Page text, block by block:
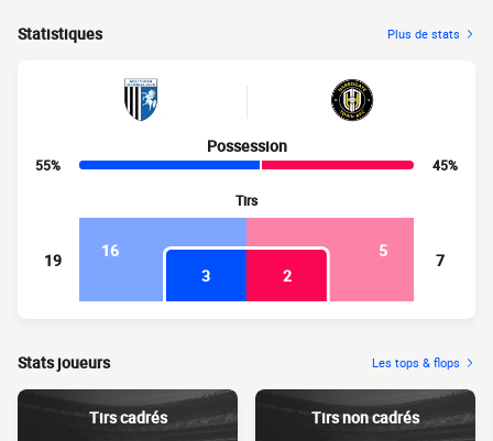
Statistiques Plus de stats
Possession
55%
45%
Tirs
19 16
5
3
2
7
Stats joueurs Les tops & flops
Tirs cadrés Tirs non cadrés